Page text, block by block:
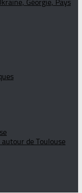
Géorgie, Pays
de Toulouse